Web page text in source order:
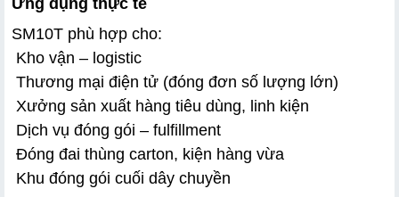
SM10T phù hợp cho:
Kho vận – logistic
Thương mại điện tử (đóng đơn số lượng lớn)
Xưởng sản xuất hàng tiêu dùng, linh kiện
Dịch vụ đóng gói – fulfillment
Đóng đai thùng carton, kiện hàng vừa
Khu đóng gói cuối dây chuyền